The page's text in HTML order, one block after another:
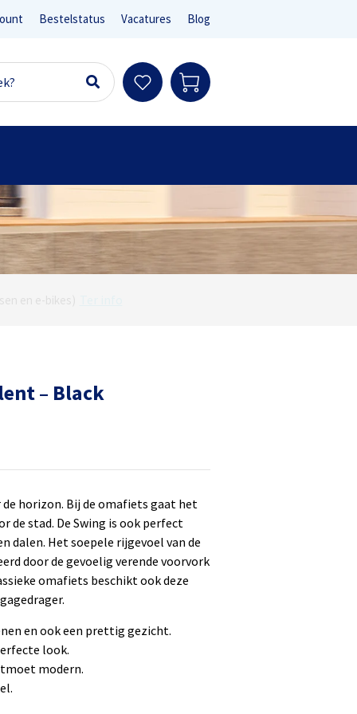
Bestelstatus Vacatures Blog
en e-bikes)
– Black
horizon. Bij de omafiets gaat het
de stad. De Swing is ook perfect
dalen. Het soepele rijgevoel van de
door de gevoelig verende voorvork
omafiets beschikt ook deze
en ook een prettig gezicht.
look.
modern.